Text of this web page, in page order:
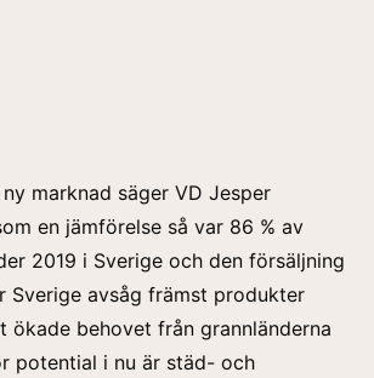
marknad säger VD Jesper
en jämförelse så var 86 % av
2019 i Sverige och den försäljning
Sverige avsåg främst produkter
ökade behovet från grannländerna
potential i nu är städ- och